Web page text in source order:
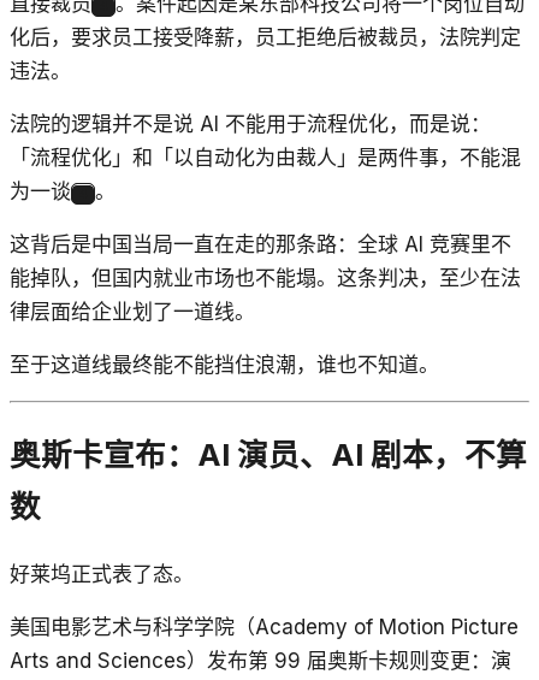
化后，要求员工接受降薪，员工拒绝后被裁员，法院判定
违法。
法院的逻辑并不是说 AI 不能用于流程优化，而是说：
「流程优化」和「以自动化为由裁人」是两件事，不能混
为一谈
。
这背后是中国当局一直在走的那条路：全球 AI 竞赛里不
能掉队，但国内就业市场也不能塌。这条判决，至少在法
律层面给企业划了一道线。
至于这道线最终能不能挡住浪潮，谁也不知道。
奥斯卡宣布：AI 演员、AI 剧本，不算
数
好莱坞正式表了态。
美国电影艺术与科学学院（Academy of Motion Picture
Arts and Sciences）发布第 99 届奥斯卡规则变更：演